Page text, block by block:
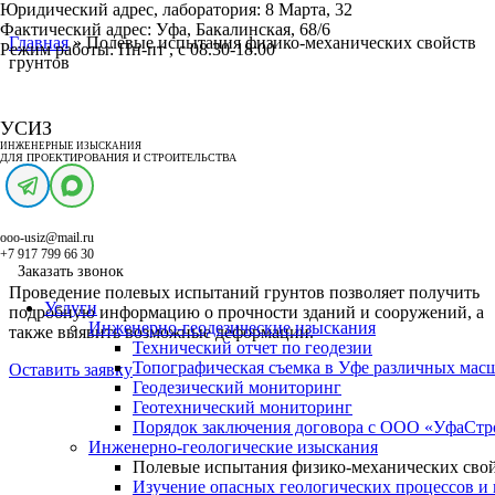
Юридический адрес, лаборатория: 8 Марта, 32
Фактический адрес: Уфа, Бакалинская, 68/6
Режим работы:Пн-пт , с 08.30-18:00
УСИЗ
ИНЖЕНЕРНЫЕ ИЗЫСКАНИЯ
ДЛЯ ПРОЕКТИРОВАНИЯ И СТРОИТЕЛЬСТВА
ooo-usiz@mail.ru
+7 917 799 66 30
Заказать звонок
Услуги
Инженерно-геодезические изыскания
Технический отчет по геодезии
Топографическая съемка в Уфе различных
Геодезический мониторинг
Геотехнический мониторинг
Порядок заключения договора с ООО
Инженерно-геологические изыскания
Полевые испытания физико-механических
Изучение опасных геологических процессов и
Главная»Полевые испытания физико-механических свойств
грунтов
Полевые испытания
физико-механических
свойств грунтов
Проведение полевых испытаний грунтов позволяет получить
подробную информацию о прочности зданий и сооружений, а
также выявить возможные деформации.
Оставить заявку